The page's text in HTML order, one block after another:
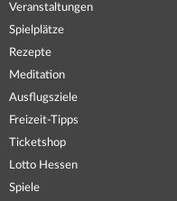
Veranstaltungen
Spielplätze
Rezepte
Meditation
Ausflugsziele
Freizeit-Tipps
Ticketshop
Lotto Hessen
Spiele